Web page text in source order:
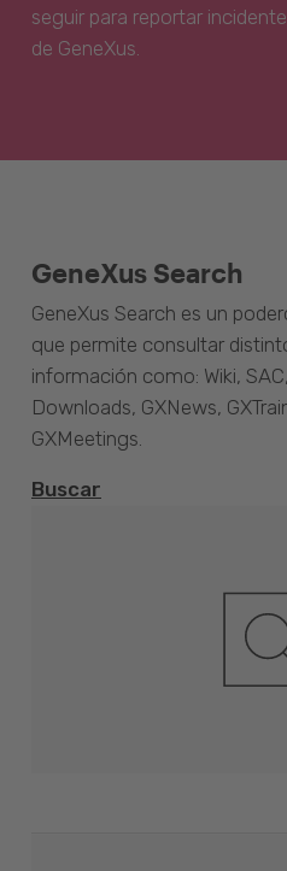
seguir para reportar
de GeneXus.
GeneXus Search
GeneXus Search es un
que permite consultar
información como: Wiki,
Downloads, GXNews,
GXMeetings.
Buscar